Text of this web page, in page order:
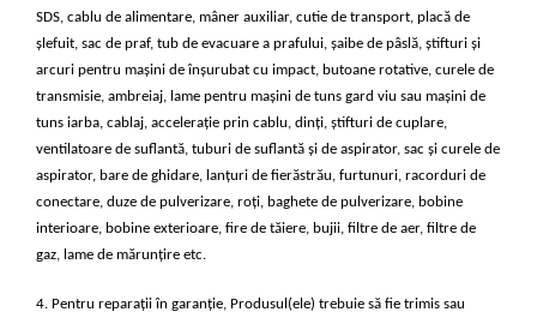
SDS, cablu de alimentare, mâner auxiliar, cutie de transport, placă de
șlefuit, sac de praf, tub de evacuare a prafului, șaibe de pâslă, știfturi și
arcuri pentru mașini de înșurubat cu impact, butoane rotative, curele de
transmisie, ambreiaj, lame pentru mașini de tuns gard viu sau mașini de
tuns iarba, cablaj, accelerație prin cablu, dinți, știfturi de cuplare,
ventilatoare de suflantă, tuburi de suflantă și de aspirator, sac și curele de
aspirator, bare de ghidare, lanțuri de fierăstrău, furtunuri, racorduri de
conectare, duze de pulverizare, roți, baghete de pulverizare, bobine
interioare, bobine exterioare, fire de tăiere, bujii, filtre de aer, filtre de
gaz, lame de mărunțire etc.
4. Pentru reparații în garanție, Produsul(ele) trebuie să fie trimis sau